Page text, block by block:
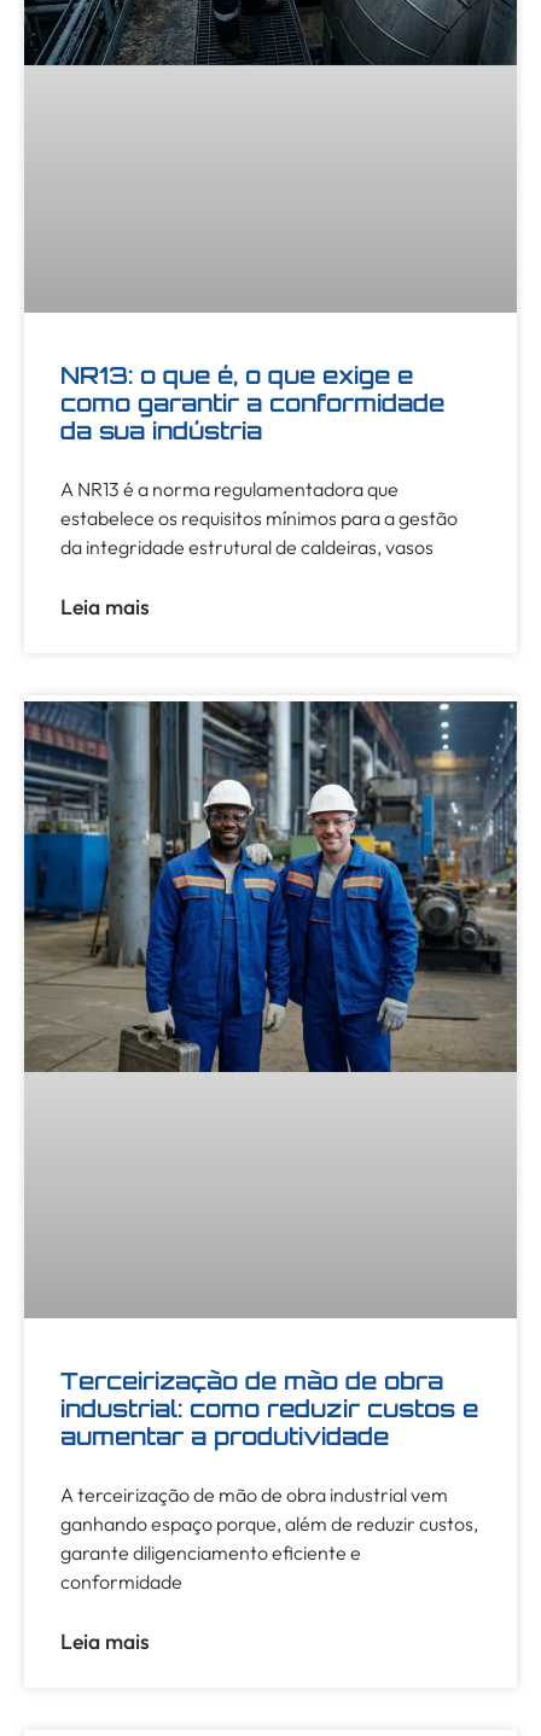
NR13: o que é, o que exige e
como garantir a conformidade
da sua indústria
A NR13 é a norma regulamentadora que
estabelece os requisitos mínimos para a gestão
da integridade estrutural de caldeiras, vasos
Leia mais
Terceirização de mão de obra
industrial: como reduzir custos e
aumentar a produtividade
A terceirização de mão de obra industrial vem
ganhando espaço porque, além de reduzir custos,
garante diligenciamento eficiente e
conformidade
Leia mais